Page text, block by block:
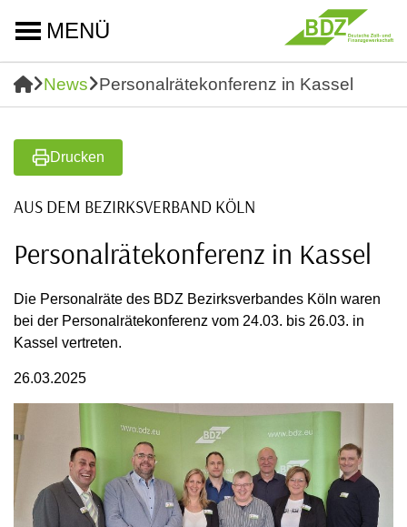
MENÜ
News Personalrätekonferenz in Kassel
Drucken
AUS DEM BEZIRKSVERBAND KÖLN
Personalrätekonferenz in Kassel
Die Personalräte des BDZ Bezirksverbandes Köln waren
bei der Personalrätekonferenz vom 24.03. bis 26.03. in
Kassel vertreten.
26.03.2025